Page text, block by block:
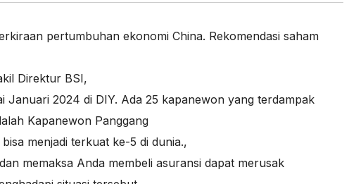
pertumbuhan ekonomi China. Rekomendasi saham
Direktur BSI,
Januari 2024 di DIY. Ada 25 kapanewon yang terdampak
Kapanewon Panggang
menjadi terkuat ke-5 di dunia.,
memaksa Anda membeli asuransi dapat merusak